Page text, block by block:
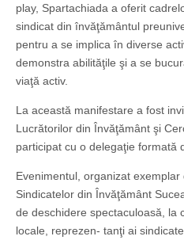
play, Spartachiada a oferit
sindicat din învăţământul
pentru a se implica în diverse
demonstra abilităţile şi a se
viaţă activ.
La această manifestare a fost
Lucrătorilor din Învăţământ şi
participat cu o delegaţie formată
Evenimentul, organizat
Sindicatelor din Învăţământ
de deschidere spectaculoasă, la
locale, repre­zen­- tanţi ai